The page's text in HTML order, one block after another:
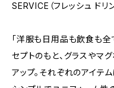
SERVICE（フレッシュ ドリ
「洋服も日用品も飲食も全
セプトのもと、グラスやマ
アップ。それぞれのアイテ